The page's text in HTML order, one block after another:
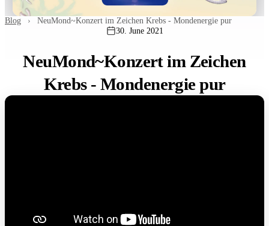
Blog › NeuMond~Konzert im Zeichen Krebs - Mondenergie pur
30. June 2021
NeuMond~Konzert im Zeichen
Krebs - Mondenergie pur